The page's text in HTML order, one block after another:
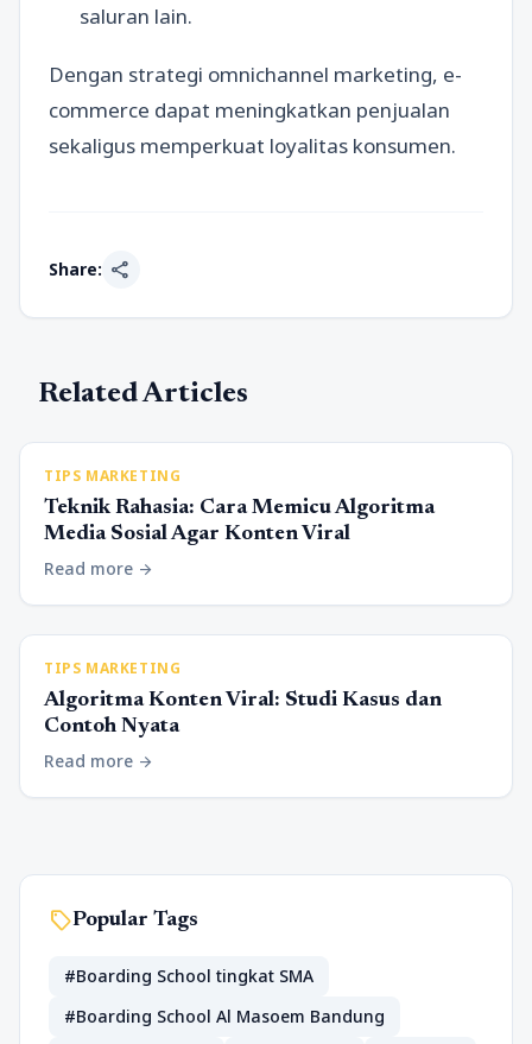
saluran lain.
Dengan strategi omnichannel marketing, e-
commerce dapat meningkatkan penjualan
sekaligus memperkuat loyalitas konsumen.
Share: share
Related Articles
TIPS MARKETING
Teknik Rahasia: Cara Memicu Algoritma
Media Sosial Agar Konten Viral
Read more arrow_forward
TIPS MARKETING
Algoritma Konten Viral: Studi Kasus dan
Contoh Nyata
Read more arrow_forward
sellPopular Tags
#Boarding School tingkat SMA
#Boarding School Al Masoem Bandung